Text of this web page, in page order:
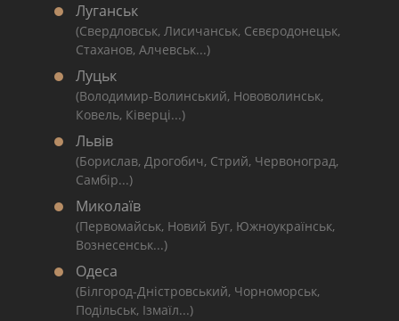
Луганськ
(Свердловськ, Лисичанськ, Сєвєродонецьк,
Стаханов, Алчевськ...)
Луцьк
(Володимир-Волинський, Нововолинськ,
Ковель, Ківерці...)
Львів
(Борислав, Дрогобич, Стрий, Червоноград,
Самбір...)
Миколаїв
(Первомайськ, Новий Буг, Южноукраїнськ,
Вознесенськ...)
Одеса
(Білгород-Дністровський, Чорноморськ,
Подільськ, Ізмаїл...)